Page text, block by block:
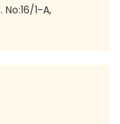
No:16/1-A,